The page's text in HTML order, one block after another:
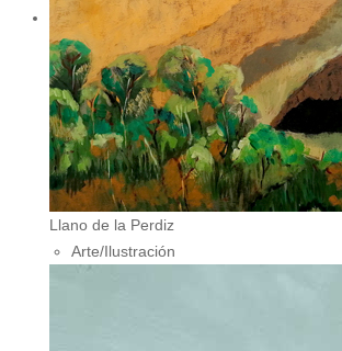
Llano de la Perdiz
Arte/Ilustración